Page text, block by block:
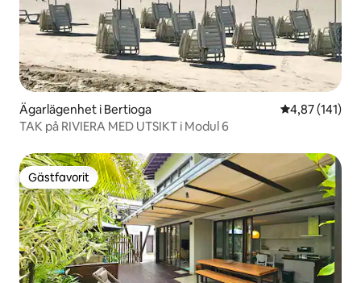
Ägarlägenhet i Bertioga 4,87 av 5 i
4,87 (141)
TAK på RIVIERA MED UTSIKT i Modul 6
Gästfavorit
Gästfavorit